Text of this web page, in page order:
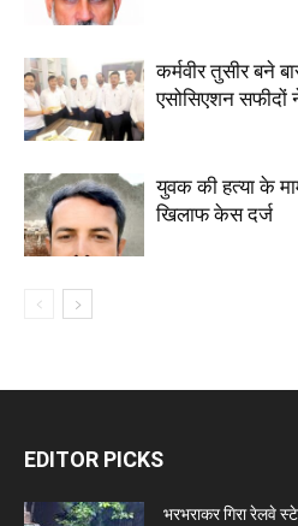
कर्मवीर तुसीर बने
एसोसिएशन सफीदों
युवक की हत्या के
खिलाफ केस दर्ज
EDITOR PICKS
भरभराकर गिरा रेलवे